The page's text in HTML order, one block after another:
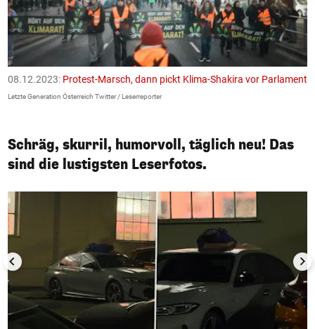
08.12.2023: Protest-Marsch, dann pickt Klima-Shakira vor Parlament
Letzte Generation Österreich Twitter / Leserreporter
Schräg, skurril, humorvoll, täglich neu! Das
sind die lustigsten Leserfotos.
1/50